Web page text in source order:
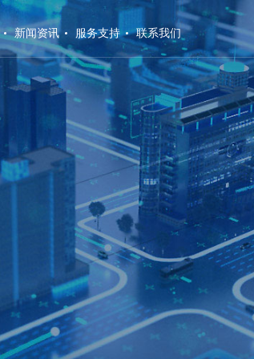
新闻资讯 服务支持 联系我们